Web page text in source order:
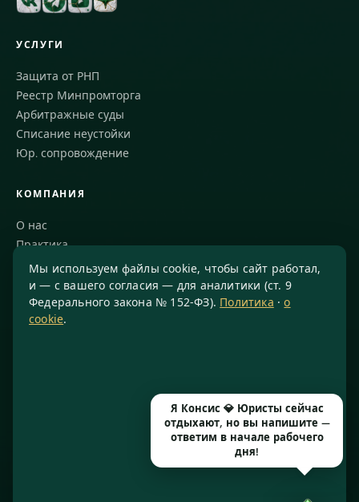
УСЛУГИ
Защита от РНП
Реестр Минпромторга
Арбитражные суды
Списание неустойки
Юр. сопровождение
КОМПАНИЯ
О нас
Практика
Блог
Команда
Благодарности
Москва, Варшавское шоссе, д. 1А, помещение 14/7
Мы используем файлы cookie, чтобы сайт работал,
и — с вашего согласия — для аналитики (ст. 9
Федерального закона № 152-ФЗ). Политика ·о
cookie.
Я Консис 💎 Юристы сейчас
отдыхают, но вы напишите —
ответим в начале рабочего
дня!